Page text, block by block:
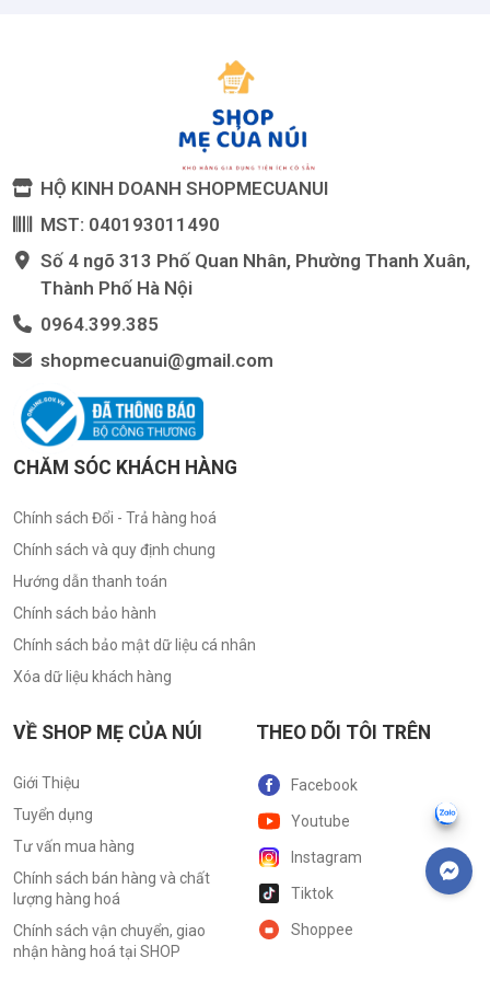
#chao #chaochongdinh #chaoinox #chaobeptu
#chaochongdinhbeptu #chaochongdinhsaulong #chaoinox304
#chaoinoxsaulong #chao12cm #chao20cm #chao24cm
#lunkai #chaononglong #chaolunkai #chockmen
HỘ KINH DOANH SHOPMECUANUI
MST: 040193011490
Số 4 ngõ 313 Phố Quan Nhân, Phường Thanh Xuân,
Thành Phố Hà Nội
0964.399.385
shopmecuanui@gmail.com
CHĂM SÓC KHÁCH HÀNG
Chính sách Đổi - Trả hàng hoá
Chính sách và quy định chung
Hướng dẫn thanh toán
Chính sách bảo hành
Chính sách bảo mật dữ liệu cá nhân
Xóa dữ liệu khách hàng
VỀ SHOP MẸ CỦA NÚI
Giới Thiệu
Tuyển dụng
Tư vấn mua hàng
Chính sách bán hàng và chất
lượng hàng hoá
Chính sách vận chuyển, giao
nhận hàng hoá tại SHOP
THEO DÕI TÔI TRÊN
Facebook
Youtube
Instagram
Tiktok
Shoppee